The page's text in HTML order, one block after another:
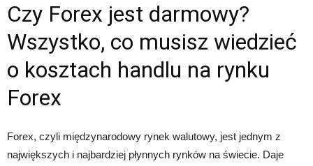
Czy Forex jest darmowy?
Wszystko, co musisz wiedzieć
o kosztach handlu na rynku
Forex
Forex, czyli międzynarodowy rynek walutowy, jest jednym z
największych i najbardziej płynnych rynków na świecie. Daje